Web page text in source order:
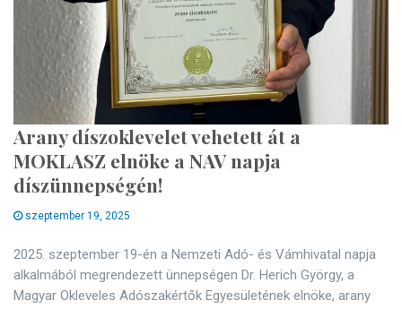
Arany díszoklevelet vehetett át a
MOKLASZ elnöke a NAV napja
díszünnepségén!
szeptember 19, 2025
2025. szeptember 19-én a Nemzeti Adó- és Vámhivatal napja
alkalmából megrendezett ünnepségen Dr. Herich György, a
Magyar Okleveles Adószakértők Egyesületének elnöke, arany